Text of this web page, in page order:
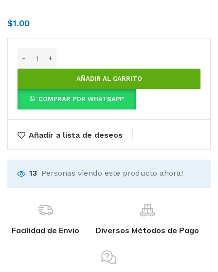
$1.00
AÑADIR AL CARRITO
COMPRAR POR WHATSAPP
Añadir a lista de deseos
13 Personas viendo este producto ahora!
Facilidad de Envío Diversos Métodos de Pago